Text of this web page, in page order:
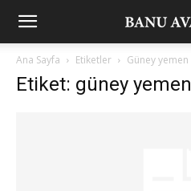
Ana Sayfa Etiketler Güney yemen
Etiket: güney yemen